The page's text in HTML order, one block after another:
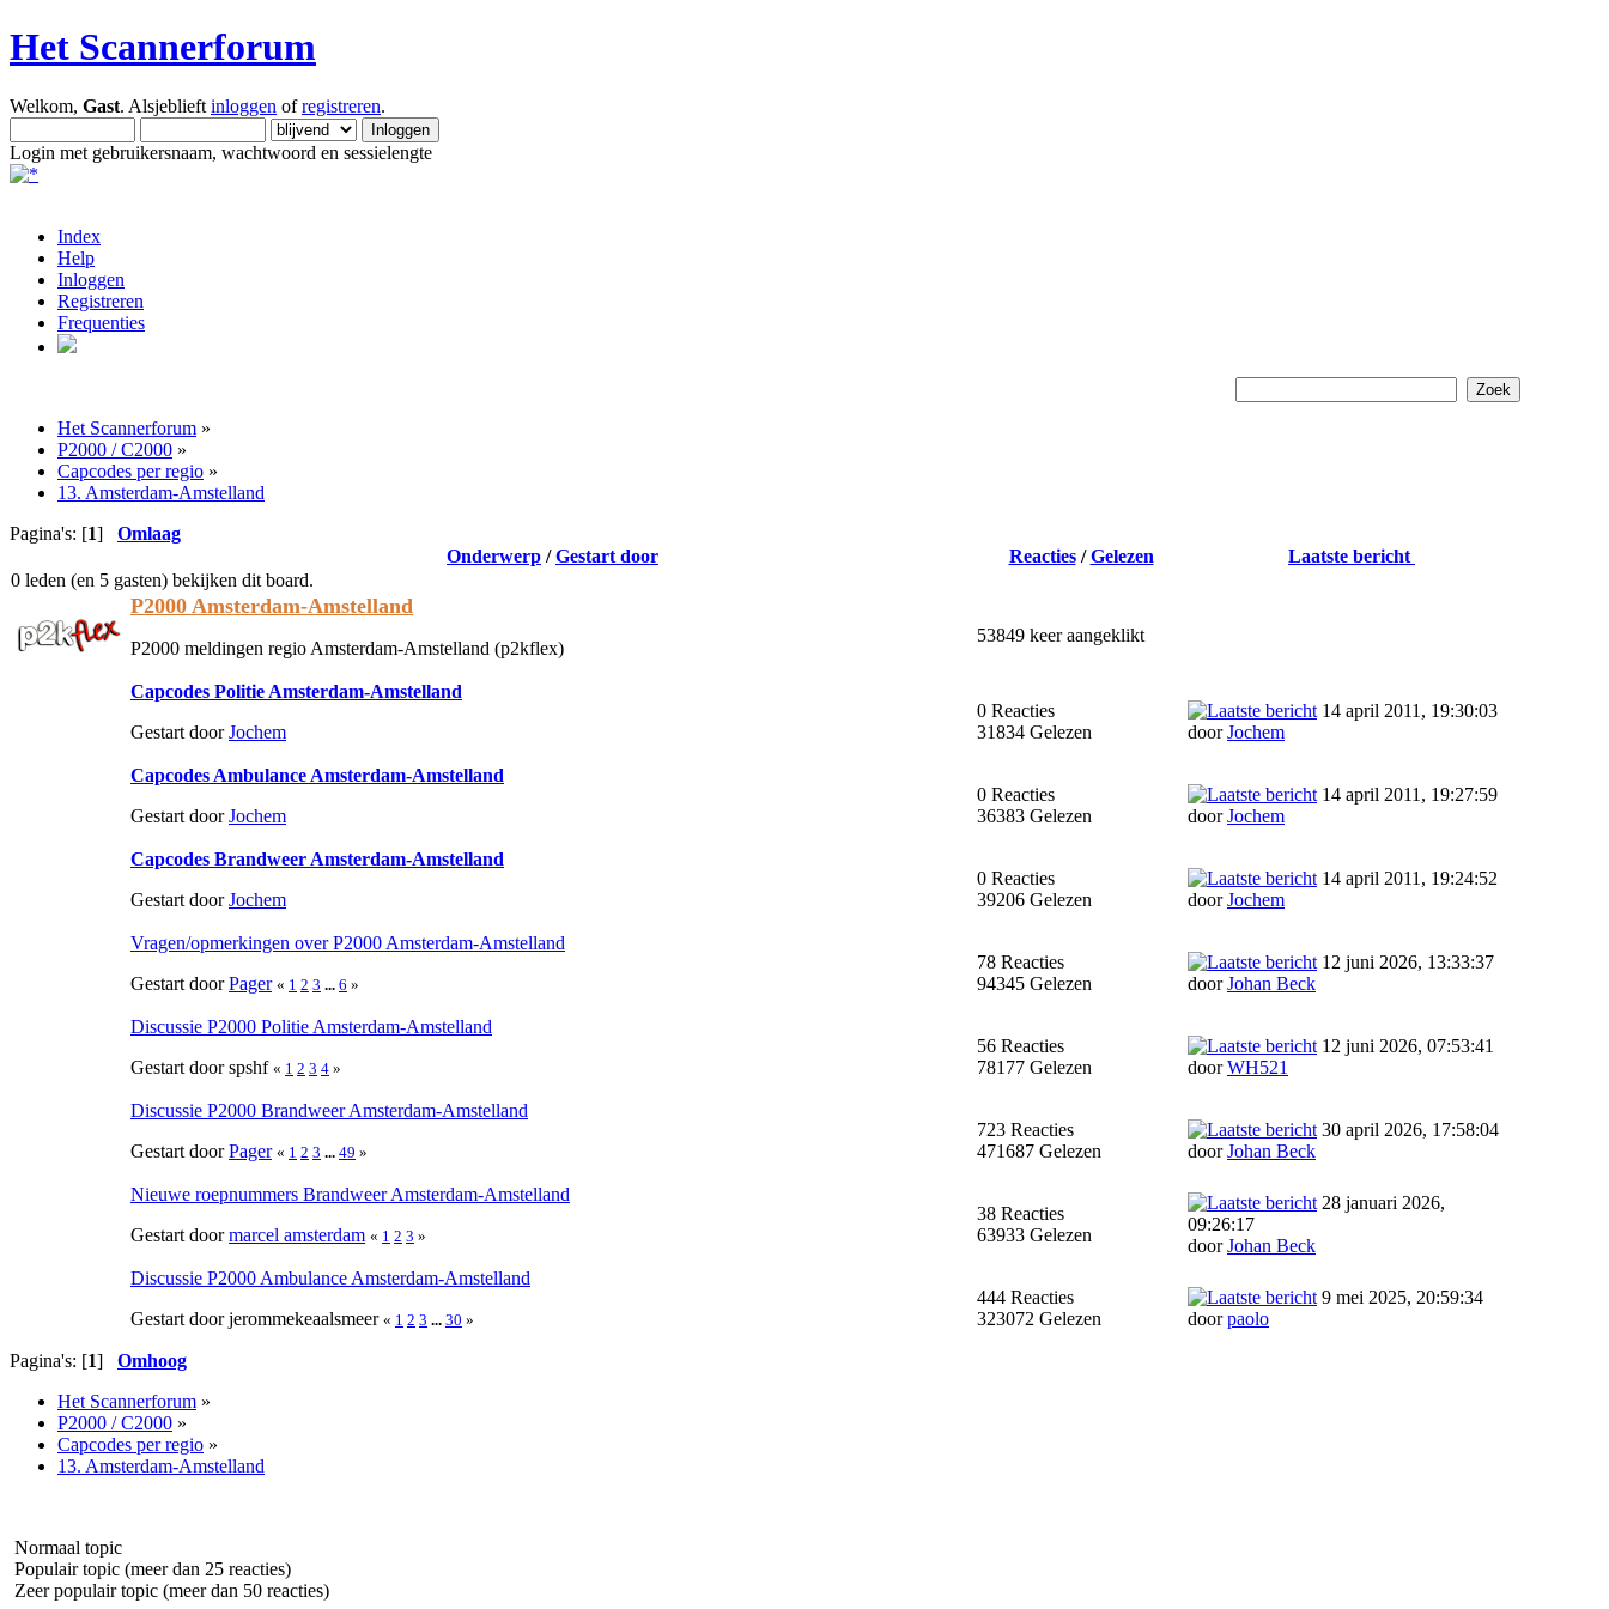
Het Scannerforum
Welkom, Gast. Alsjeblieft inloggen ofregistreren.
Login met gebruikersnaam, wachtwoord en sessielengte
Index
Help
Inloggen
Registreren
Frequenties
Het Scannerforum »
P2000 / C2000 »
Capcodes per regio »
13. Amsterdam-Amstelland
Pagina's: [1] Omlaag
Onderwerp /Gestart door Reacties/Gelezen
Laatste bericht
0 leden (en 5 gasten) bekijken dit board.
P2000 Amsterdam-Amstelland
P2000 meldingen regio Amsterdam-Amstelland (p2kflex)
53849 keer aangeklikt
Capcodes Politie Amsterdam-Amstelland
Gestart doorJochem
0 Reacties
31834 Gelezen
14 april 2011, 19:30:03
doorJochem
Capcodes Ambulance Amsterdam-Amstelland
Gestart doorJochem
0 Reacties
36383 Gelezen
14 april 2011, 19:27:59
doorJochem
Capcodes Brandweer Amsterdam-Amstelland
Gestart doorJochem
0 Reacties
39206 Gelezen
14 april 2011, 19:24:52
doorJochem
Vragen/opmerkingen over P2000 Amsterdam-Amstelland
Gestart doorPager « 1 2 3 ... 6 »
78 Reacties
94345 Gelezen
12 juni 2026, 13:33:37
doorJohan Beck
Discussie P2000 Politie Amsterdam-Amstelland
Gestart door spshf « 1 2 3 4 »
56 Reacties
78177 Gelezen
12 juni 2026, 07:53:41
doorWH521
Discussie P2000 Brandweer Amsterdam-Amstelland
Gestart doorPager « 1 2 3 ... 49 »
723 Reacties
471687 Gelezen
30 april 2026, 17:58:04
doorJohan Beck
Nieuwe roepnummers Brandweer Amsterdam-Amstelland
Gestart doormarcel amsterdam « 1 2 3 »
38 Reacties
63933 Gelezen
28 januari 2026,
09:26:17
doorJohan Beck
Discussie P2000 Ambulance Amsterdam-Amstelland
Gestart door jerommekeaalsmeer « 1 2 3 ... 30 »
444 Reacties
323072 Gelezen
9 mei 2025, 20:59:34
doorpaolo
Pagina's: [1] Omhoog
Het Scannerforum »
P2000 / C2000 »
Capcodes per regio »
13. Amsterdam-Amstelland
Normaal topic
Populair topic (meer dan 25 reacties)
Zeer populair topic (meer dan 50 reacties)